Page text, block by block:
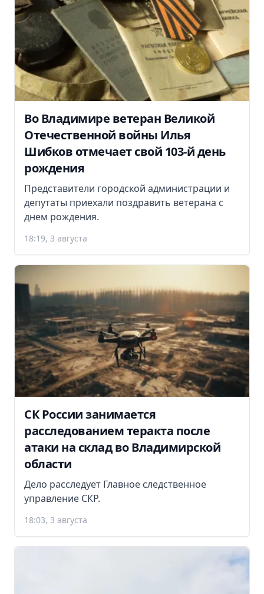
Во Владимире ветеран Великой
Отечественной войны Илья
Шибков отмечает свой 103-й день
рождения
Представители городской администрации и
депутаты приехали поздравить ветерана с
днем рождения.
18:19, 3 августа
СК России занимается
расследованием теракта после
атаки на склад во Владимирской
области
Дело расследует Главное следственное
управление СКР.
18:03, 3 августа